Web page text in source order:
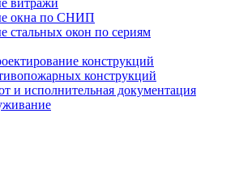
витражи
окна по СНИП
стальных окон по сериям
конструкций
конструкций
и исполнительная документация